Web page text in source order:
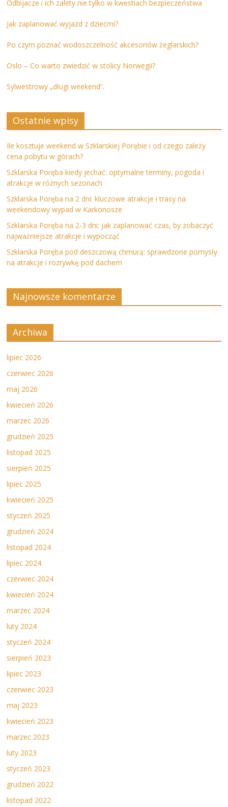
Odbijacze i ich zalety nie tylko w kwestiach bezpieczeństwa
Jak zaplanować wyjazd z dziećmi?
Po czym poznać wodoszczelność akcesoriów żeglarskich?
Oslo – Co warto zwiedzić w stolicy Norwegii?
Sylwestrowy „długi weekend”.
Ostatnie wpisy
Ile kosztuje weekend w Szklarskiej Porębie i od czego zależy
cena pobytu w górach?
Szklarska Poręba kiedy jechać: optymalne terminy, pogoda i
atrakcje w różnych sezonach
Szklarska Poręba na 2 dni: kluczowe atrakcje i trasy na
weekendowy wypad w Karkonosze
Szklarska Poręba na 2-3 dni: jak zaplanować czas, by zobaczyć
najważniejsze atrakcje i wypocząć
Szklarska Poręba pod deszczową chmurą: sprawdzone pomysły
na atrakcje i rozrywkę pod dachem
Najnowsze komentarze
Archiwa
lipiec 2026
czerwiec 2026
maj 2026
kwiecień 2026
marzec 2026
grudzień 2025
listopad 2025
sierpień 2025
lipiec 2025
kwiecień 2025
styczeń 2025
grudzień 2024
listopad 2024
lipiec 2024
czerwiec 2024
kwiecień 2024
marzec 2024
luty 2024
styczeń 2024
sierpień 2023
lipiec 2023
czerwiec 2023
maj 2023
kwiecień 2023
marzec 2023
luty 2023
styczeń 2023
grudzień 2022
listopad 2022